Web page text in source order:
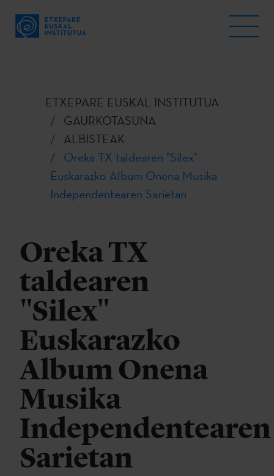
ETXEPARE EUSKAL INSTITUTUA
GAURKOTASUNA
ALBISTEAK
Oreka TX taldearen "Silex"
Euskarazko Album Onena Musika
Independentearen Sarietan
Oreka TX
taldearen
"Silex"
Euskarazko
Album Onena
Musika
Independentearen
Sarietan